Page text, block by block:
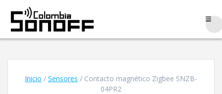
Inicio / Sensores / Contacto magnético Zigbee SNZB-
04PR2